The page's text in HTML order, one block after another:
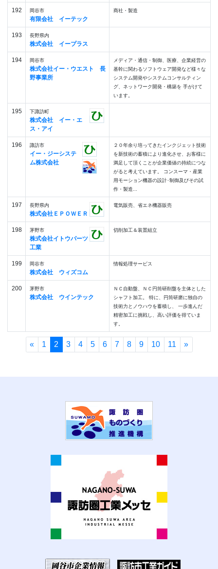
192 岡谷市
有限会社 イーテック
商社・製造
193 長野県内
株式会社 イープラス
194 岡谷市
株式会社イー・ウエスト 長
野事業所
メディア・通信・制御、医療、企業経営の
基幹に関わるソフトウェア開発など様々な
システム開発やシステムコンサルティン
グ、ネットワーク開発・構築を 手がけて
います。
195 下諏訪町
株式会社 イー・エ
ス・アイ
196 諏訪市
イー・ジーシステ
ム株式会社
２０年余り培ってきたインクジェット技術
を新技術の蓄積により進化させ、お客様に
満足して頂くことが企業価値の持続につな
がると考えています。 コンスーマ・産業
用モーション機器の設計･制御及びその試
作・製造...
197 長野県内
株式会社ＥＰＯＷＥＲ
電気販売、省エネ機器販売
198 茅野市
株式会社イトウパーツ
工業
切削加工＆装置組立
199 岡谷市
株式会社 ウィズコム
情報処理サービス
200 茅野市
株式会社 ウインテック
ＮＣ自動盤、ＮＣ円筒研削盤を主体とした
シャフト加工。 特に、円筒研磨に独自の
技術力とノウハウを蓄積し、 一歩進んだ
精密加工に挑戦し、高い評価を得ていま
す。
« 1 2 3 4 5 6 7 8 9 10 11 »